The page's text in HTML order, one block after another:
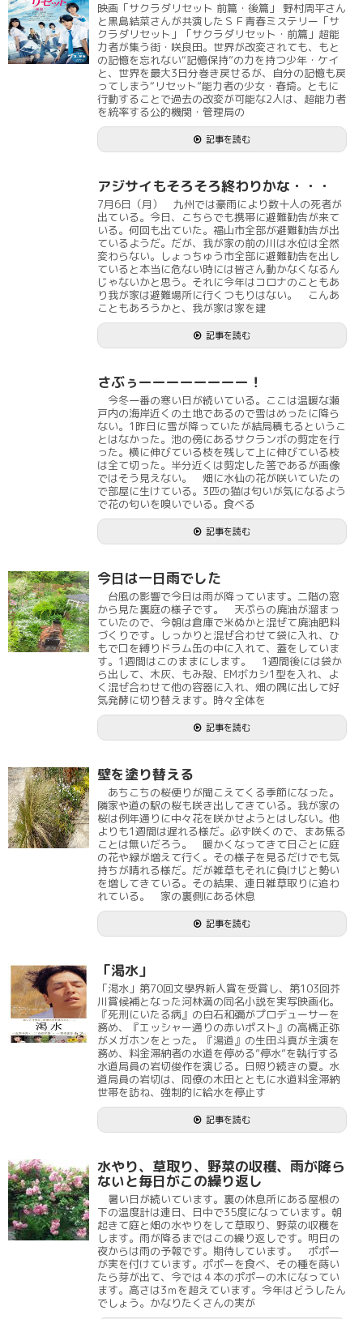
映画「サクラダリセット 前篇・後篇」 野村周平さん
と黒島結菜さんが共演したＳＦ青春ミステリー「サ
クラダリセット」「サクラダリセット・前篇」超能
力者が集う街・咲良田。世界が改変されても、もと
の記憶を忘れない“記憶保持”の力を持つ少年・ケイ
と、世界を最大3日分巻き戻せるが、自分の記憶も戻
ってしまう“リセット”能力者の少女・春埼。ともに
行動することで過去の改変が可能な2人は、超能力者
を統率する公的機関・管理局の
記事を読む
アジサイもそろそろ終わりかな・・・
7月6日（月） 九州では豪雨により数十人の死者が
出ている。今日、こちらでも携帯に避難勧告が来て
いる。何回も出ていた。福山市全部が避難勧告が出
ているようだ。だが、我が家の前の川は水位は全然
変わらない。しょっちゅう市全部に避難勧告を出し
ていると本当に危ない時には皆さん動かなくなるん
じゃないかと思う。それに今年はコロナのこともあ
り我が家は避難場所に行くつもりはない。 こんあ
こともあろうかと、我が家は家を建
記事を読む
さぶぅーーーーーーーー！
今冬一番の寒い日が続いている。ここは温暖な瀬
戸内の海岸近くの土地であるので雪はめったに降ら
ない。1昨日に雪が降っていたが結局積もるというこ
とはなかった。池の傍にあるサクランボの剪定を行
った。横に伸びている枝を残して上に伸びている枝
は全て切った。半分近くは剪定した筈であるが画像
ではそう見えない。 畑に水仙の花が咲いていたの
で部屋に生けている。3匹の猫は匂いが気になるよう
で花の匂いを嗅いでいる。食べる
記事を読む
今日は一日雨でした
台風の影響で今日は雨が降っています。二階の窓
から見た裏庭の様子です。 天ぷらの廃油が溜まっ
ていたので、今朝は倉庫で米ぬかと混ぜて廃油肥料
づくりです。しっかりと混ぜ合わせて袋に入れ、ひ
もで口を縛りドラム缶の中に入れて、蓋をしていま
す。1週間はこのままにします。 1週間後には袋か
ら出して、木灰、もみ殻、EMボカシ1型を入れ、よ
く混ぜ合わせて他の容器に入れ、畑の隅に出して好
気発酵に切り替えます。時々全体を
記事を読む
壁を塗り替える
あちこちの桜便りが聞こえてくる季節になった。
隣家や道の駅の桜も咲き出してきている。我が家の
桜は例年通りに中々花を咲かせようとはしない。他
よりも1週間は遅れる様だ。必ず咲くので、まあ焦る
ことは無いだろう。 暖かくなってきて日ごとに庭
の花や緑が増えて行く。その様子を見るだけでも気
持ちが晴れる様だ。だが雑草もそれに負けじと勢い
を増してきている。その結果、連日雑草取りに追わ
れている。 家の裏側にある休息
記事を読む
「渇水」
「渇水」第70回文學界新人賞を受賞し、第103回芥
川賞候補となった河林満の同名小説を実写映画化。
『死刑にいたる病』の白石和彌がプロデューサーを
務め、『エッシャー通りの赤いポスト』の高橋正弥
がメガホンをとった。『湯道』の生田斗真が主演を
務め、料金滞納者の水道を停める”停水”を執行する
水道局員の岩切俊作を演じる。日照り続きの夏。水
道局員の岩切は、同僚の木田とともに水道料金滞納
世帯を訪ね、強制的に給水を停止す
記事を読む
水やり、草取り、野菜の収穫、雨が降ら
ないと毎日がこの繰り返し
暑い日が続いています。裏の休息所にある屋根の
下の温度計は連日、日中で35度になっています。朝
起きて庭と畑の水やりをして草取り、野菜の収穫を
します。雨が降るまではこの繰り返しです。明日の
夜からは雨の予報です。期待しています。 ポポー
が実を付けています。ポポーを食べ、その種を蒔い
たら芽が出て、今では４本のポポーの木になってい
ます。高さは3ｍを超えています。今年はどうしたん
でしょう。かなりたくさんの実が